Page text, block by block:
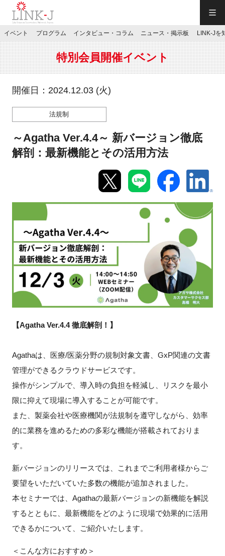
JP／EN
特別会員専用メニュー
施設ご予約
マイページ
新規登録
プログラム
インタビュー・コラム
ニュース・掲示板
LINK-Jを知る
特別会員
施設・アクセス
イベントお知らせメール登録
イベント プログラム インタビュー・コラム ニュース・掲示板 LINK-Jを
特別会員開催イベント
開催日：2024.12.03 (火)
法規制
～Agatha Ver.4.4～ 新バージョン徹底
解剖：最新機能とその活用方法
【Agatha Ver.4.4 徹底解剖！】
Agathaは、医療/医薬分野の規制対象文書、GxP関連の文書
管理ができるクラウドサービスです。
操作がシンプルで、導入時の負担を軽減し、リスクを最小
限に抑えて現場に導入することが可能です。
また、製薬会社や医療機関が法規制を遵守しながら、効率
的に業務を進めるための多彩な機能が搭載されておりま
す。
新バージョンのリリースでは、これまでご利用者様からご
要望をいただいていた多数の機能が追加されました。
本セミナーでは、Agathaの最新バージョンの新機能を解説
するとともに、最新機能をどのように現場で効果的に活用
できるかについて、ご紹介いたします。
＜こんな方におすすめ＞